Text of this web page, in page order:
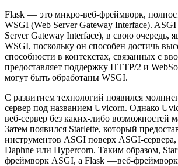
Flask — это микро-веб-фреймворк,
WSGI (Web Server Gateway Interface).
Server Gateway Interface), в свою очередь,
WSGI, поскольку он способен достичь
способности в контекстах, связанных с
предоставляет поддержку HTTP/2 и
могут быть обработаны WSGI.
С развитием технологий появился
сервер под названием Uvicorn. Однако
веб-сервер без каких-либо возможностей
Затем появился Starlette, который
инструментов ASGI поверх ASGI-сервера,
Daphne или Hypercorn. Таким образом,
фреймворк ASGI, а Flask — веб-